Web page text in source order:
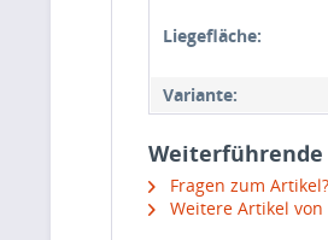
Liegefläche:
Variante:
Weiterführende
Fragen zum Artikel?
Weitere Artikel von